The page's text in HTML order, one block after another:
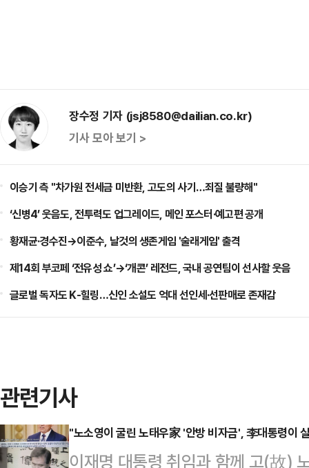
장수정 기자 (jsj8580@dailian.co.kr)
기사 모아 보기 >
이승기 측 "차가원 전세금 미반환, 고도의 사기…죄질 불량해"
‘신병4’ 웃음도, 전투력도 업그레이드, 메인 포스터·예고편 공개
황재균·경수진→이준수, 날것의 생존게임 '술래게임' 출격
제14회 부코페 ‘전유성 쇼’→‘개콘’ 레전드, 국내 공연팀이 선사할 웃음
글로벌 독자도 K-힐링…신인 소설도 억대 선인세·선판매로 존재감
관련기사
"노소영이 굴린 노태우家 '안방 비자금', 李대통령이
이재명 대통령 취임과 함께 고(故)